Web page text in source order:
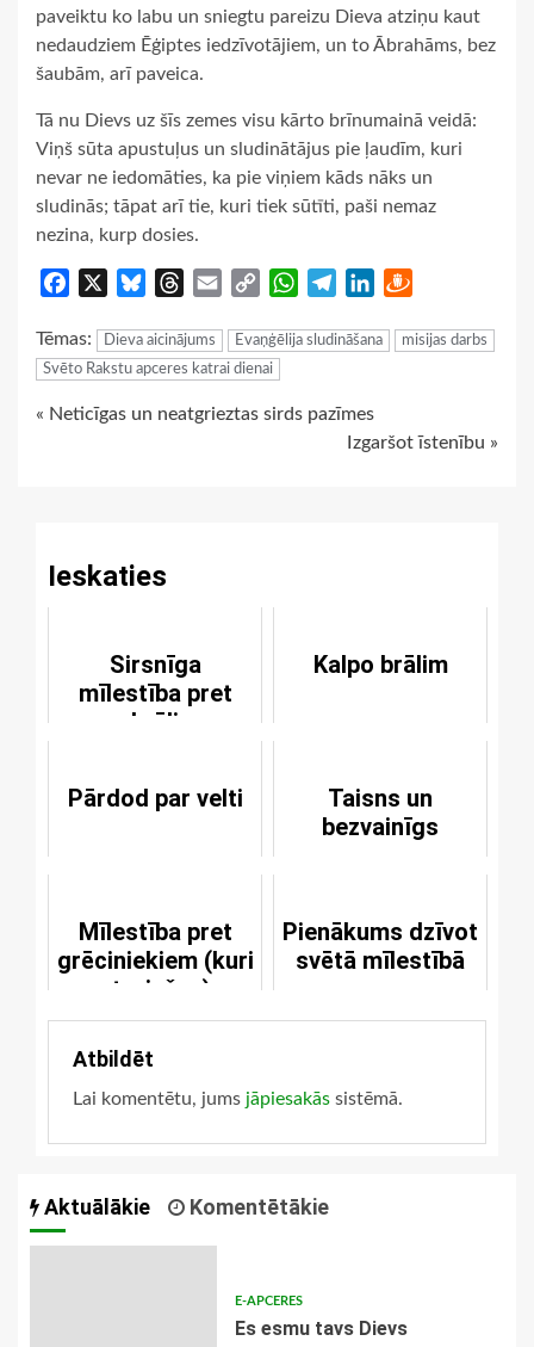
paveiktu ko labu un sniegtu pareizu Dieva atziņu kaut
nedaudziem Ēģiptes iedzīvotājiem, un to Ābrahāms, bez
šaubām, arī paveica.
Tā nu Dievs uz šīs zemes visu kārto brīnumainā veidā:
Viņš sūta apustuļus un sludinātājus pie ļaudīm, kuri
nevar ne iedomāties, ka pie viņiem kāds nāks un
sludinās; tāpat arī tie, kuri tiek sūtīti, paši nemaz
nezina, kurp dosies.
Facebook BlueskyThreads
Email
Copy
WhatsApp
TelegramLinkedIn
Tēmas: Dieva aicinājums Evaņģēlija sludināšana
misijas darbs
Svēto Rakstu apceres katrai dienai
Continue
« Neticīgas un neatgrieztas sirds pazīmes
Izgaršot īstenību »
Ieskaties
Sirsnīga
mīlestība pret
brāli
Kalpo brālim
Pārdod par velti
Taisns un
bezvainīgs
Mīlestība pret
grēciniekiem (kuri
atgriežas)
Pienākums dzīvot
svētā mīlestībā
Atbildēt
Lai komentētu, jums jāpiesakās sistēmā.
Aktuālākie Komentētākie
E-APCERES
Es esmu tavs Dievs